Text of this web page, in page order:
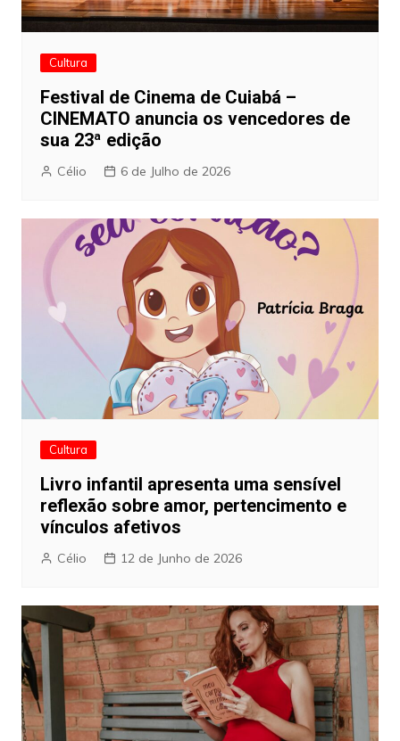
Cultura
Festival de Cinema de Cuiabá –
CINEMATO anuncia os vencedores de
sua 23ª edição
Célio 6 de Julho de 2026
Cultura
Livro infantil apresenta uma sensível
reflexão sobre amor, pertencimento e
vínculos afetivos
Célio 12 de Junho de 2026